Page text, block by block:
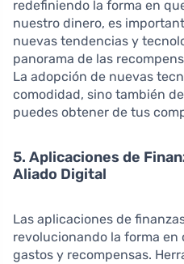
redefiniendo la forma en
nuestro dinero, es
nuevas tendencias y
panorama de las
La adopción de nuevas
comodidad, sino también
puedes obtener de tus
5. Aplicaciones de
Aliado Digital
Las aplicaciones de
revolucionando la forma
gastos y recompensas.